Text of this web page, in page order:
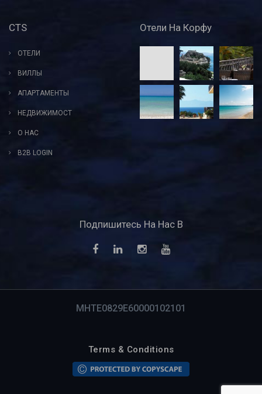
CTS
ОТЕЛИ
ВИЛЛЫ
АПАРТАМЕНТЫ
НЕДВИЖИМОСТ
О НАС
B2B LOGIN
Отели На Корфу
Подпишитесь На Нас В
MHTE0829E60000102101
Terms & Conditions